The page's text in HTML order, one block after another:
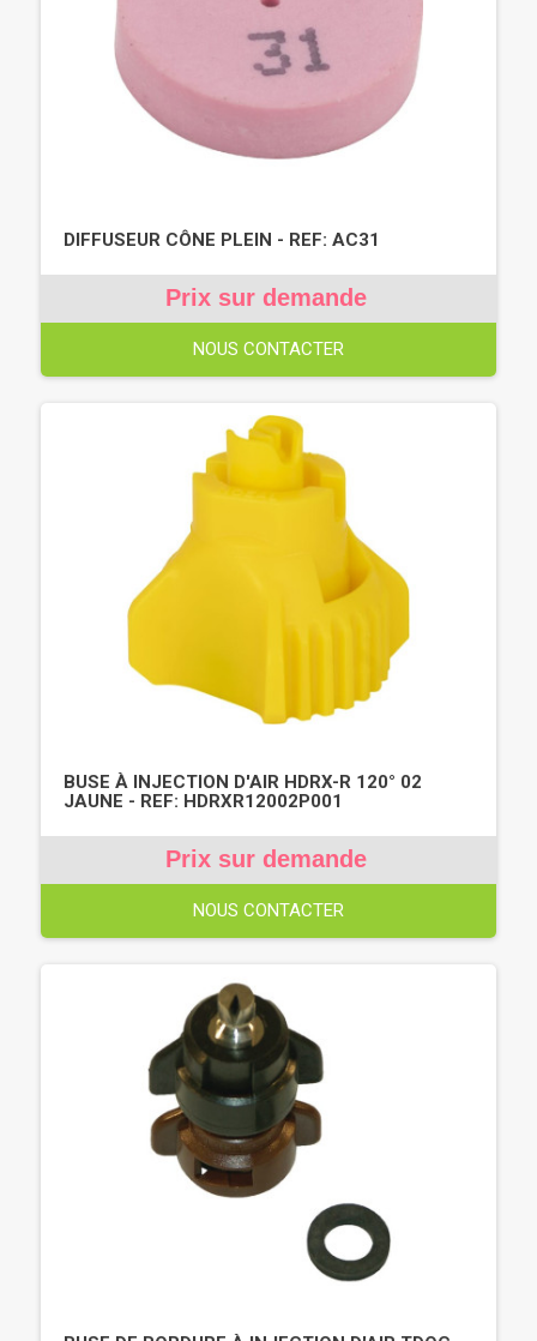
DIFFUSEUR CÔNE PLEIN - REF: AC31
Prix sur demande
NOUS CONTACTER
BUSE À INJECTION D'AIR HDRX-R 120° 02
JAUNE - REF: HDRXR12002P001
Prix sur demande
NOUS CONTACTER